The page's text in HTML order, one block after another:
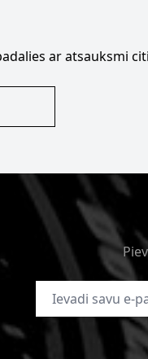
ar atsauksmi
E-pasta adrese